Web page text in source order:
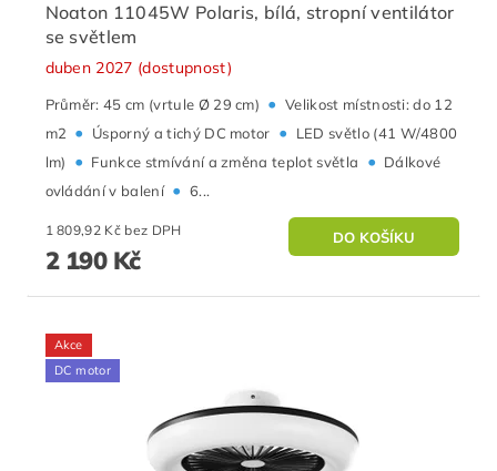
Noaton 11045W Polaris, bílá, stropní ventilátor
se světlem
duben 2027 (dostupnost)
Průměr: 45 cm (vrtule Ø 29 cm) • Velikost místnosti: do 12
m2 • Úsporný a tichý DC motor •
LED světlo (41 W/4800
lm)
• Funkce stmívání a změna teplot světla • Dálkové
ovládání v balení • 6...
1 809,92 Kč bez DPH
2 190 Kč
Akce
DC motor